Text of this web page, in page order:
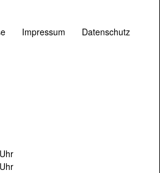
Impressum Datenschutz